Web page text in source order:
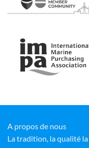
A propos de nous
La tradition, la qualité